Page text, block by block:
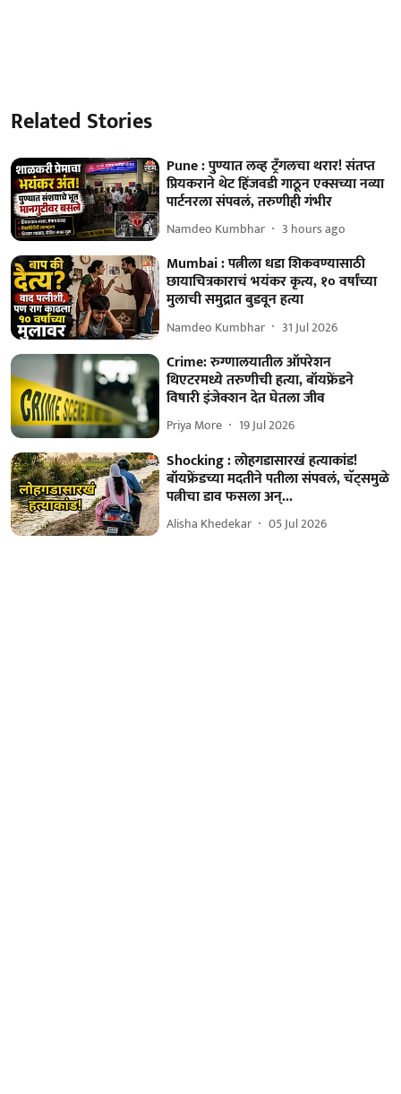
Related Stories
Pune : पुण्यात लव्ह ट्रँगलचा थरार! संतप्त
प्रियकराने थेट हिंजवडी गाठून एक्सच्या नव्या
पार्टनरला संपवलं, तरुणीही गंभीर
Namdeo Kumbhar 3 hours ago
Mumbai : पत्नीला धडा शिकवण्यासाठी
छायाचित्रकाराचं भयंकर कृत्य, १० वर्षांच्या
मुलाची समुद्रात बुडवून हत्या
Namdeo Kumbhar 31 Jul 2026
Crime: रुग्णालयातील ऑपरेशन
थिएटरमध्ये तरुणीची हत्या, बॉयफ्रेंडने
विषारी इंजेक्शन देत घेतला जीव
Priya More 19 Jul 2026
Shocking : लोहगडासारखं हत्याकांड!
बॉयफ्रेंडच्या मदतीने पतीला संपवलं, चॅट्समुळे
पत्नीचा डाव फसला अन्...
Alisha Khedekar 05 Jul 2026